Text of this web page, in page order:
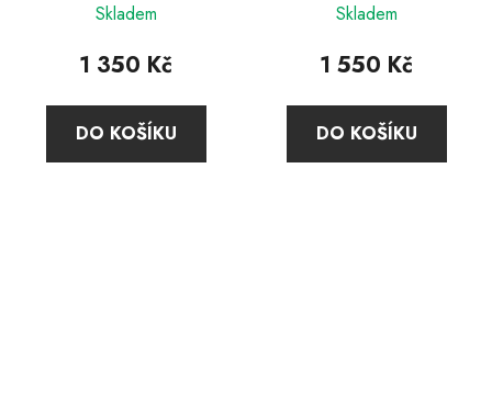
hodnocení
produktu
5,0
z
Skladem
1 350 Kč
DO KOŠÍKU
hodnocení
produktu
4,7
z
Skladem
1 550 Kč
DO KOŠÍKU